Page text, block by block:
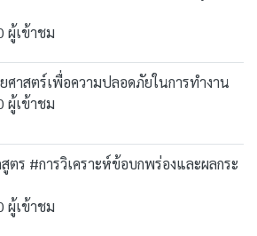
ผู้เข้าชม
ศาสตร์เพื่อความปลอดภัยในการทำงาน
ผู้เข้าชม
ตร #การวิเคราะห์ข้อบกพร่องและผลกระ
ผู้เข้าชม